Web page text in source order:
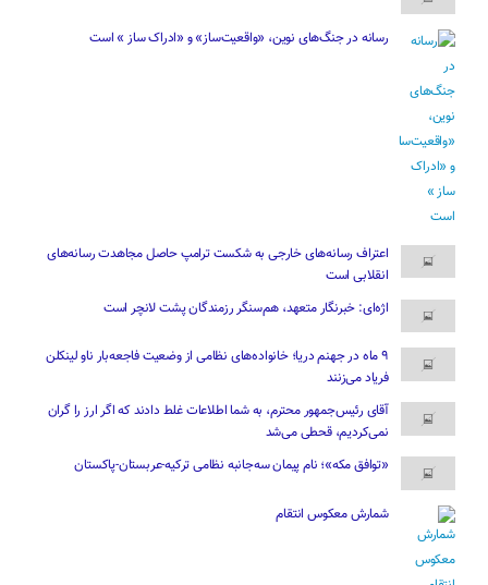
رسانه در جنگ‌های نوین، «واقعیت‌ساز» و «ادراک ساز » است
اعتراف رسانه‌های خارجی به شکست ترامپ حاصل مجاهدت رسانه‌های
انقلابی است
اژه‌ای: خبرنگار متعهد، هم‌سنگر رزمندگان پشت لانچر است
۹ ماه در جهنم دریا؛ خانواده‌های نظامی از وضعیت فاجعه‌بار ناو لینکلن
فریاد می‌زنند
آقای رئیس‌جمهور محترم، به شما اطلاعات غلط دادند که اگر ارز را گران
نمی‌کردیم، قحطی می‌شد
«توافق مکه»؛ نام پیمان سه‌جانبه نظامی ترکیه-عربستان-پاکستان
شمارش معکوس انتقام